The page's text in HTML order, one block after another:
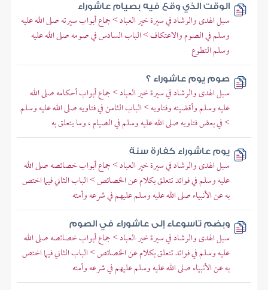
الوقت الذي وقع فيه بصيام عاشوراء
سبل الهدى والرشاد في سيرة خير العباد > جماع أبواب سيرته صلى الله عليه
وسلم في الصوم والاعتكاف > الباب السادس في صومه صلى الله عليه
وسلم التطوع
صوم يوم عاشوراء ؟
سبل الهدى والرشاد في سيرة خير العباد > جماع أبواب أحكامه صلى الله
عليه وسلم وأقضيته وفتاويه > الباب الثامن في فتاويه صلى الله عليه وسلم
> في بعض فتاويه صلى الله عليه وسلم في الصيام ، وما يتعلق به
يوم عاشوراء كفارة سنة
سبل الهدى والرشاد في سيرة خير العباد > جماع أبواب خصائصه صلى الله
عليه وسلم في فوائد تتعلق بكلام عن الخصائص > الباب الثاني فيما اختص
به عن الأنبياء صلى الله عليه وسلم عليهم في شرعه وأمته
وبضم تاسوعاء إلى عاشوراء في الصوم
سبل الهدى والرشاد في سيرة خير العباد > جماع أبواب خصائصه صلى الله
عليه وسلم في فوائد تتعلق بكلام عن الخصائص > الباب الثاني فيما اختص
به عن الأنبياء صلى الله عليه وسلم عليهم في شرعه وأمته